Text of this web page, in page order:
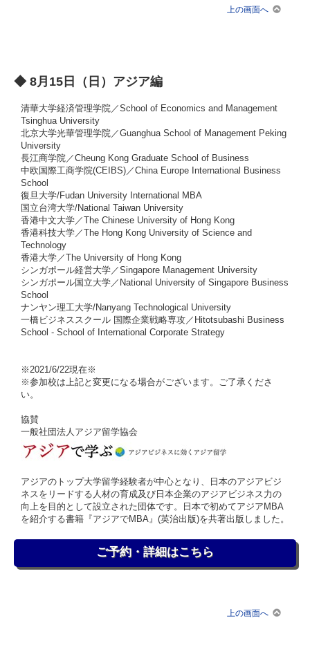
上の画面へ
◆ 8月15日（日）アジア編
清華大学経済管理学院／School of Economics and Management
Tsinghua University
北京大学光華管理学院／Guanghua School of Management Peking
University
長江商学院／Cheung Kong Graduate School of Business
中欧国際工商学院(CEIBS)／China Europe International Business
School
復旦大学/Fudan University International MBA
国立台湾大学/National Taiwan University
香港中文大学／The Chinese University of Hong Kong
香港科技大学／The Hong Kong University of Science and
Technology
香港大学／The University of Hong Kong
シンガポール経営大学／Singapore Management University
シンガポール国立大学／National University of Singapore Business
School
ナンヤン理工大学/Nanyang Technological University
一橋ビジネススクール 国際企業戦略専攻／Hitotsubashi Business
School - School of International Corporate Strategy
※2021/6/22現在※
※参加校は上記と変更になる場合がございます。ご了承くださ
い。
協賛
一般社団法人アジア留学協会
アジアのトップ大学留学経験者が中心となり、日本のアジアビジ
ネスをリードする人材の育成及び日本企業のアジアビジネス力の
向上を目的として設立された団体です。日本で初めてアジアMBA
を紹介する書籍『アジアでMBA』(英治出版)を共著出版しました。
ご予約・詳細はこちら
上の画面へ